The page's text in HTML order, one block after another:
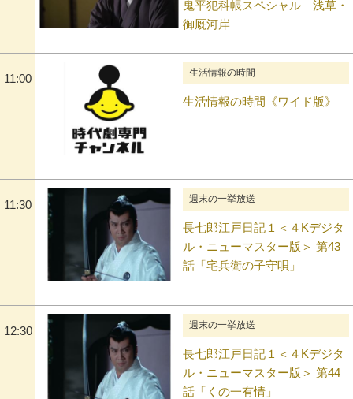
鬼平犯科帳スペシャル 浅草・
御厩河岸
11:00 生活情報の時間
生活情報の時間《ワイド版》
11:30 週末の一挙放送
長七郎江戸日記１＜４Kデジタ
ル・ニューマスター版＞ 第43
話「宅兵衛の子守唄」
12:30 週末の一挙放送
長七郎江戸日記１＜４Kデジタ
ル・ニューマスター版＞ 第44
話「くの一有情」